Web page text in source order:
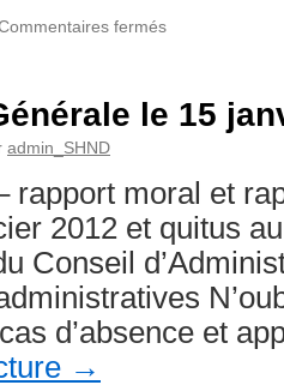
ferméssur
le 15
admin_SHND
rapport moral et
2012 et quitus
Conseil
d’absence et
→